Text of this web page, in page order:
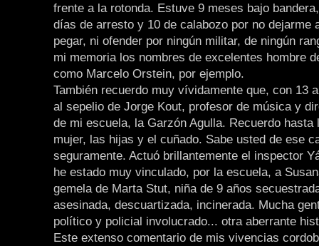
frente a la rotonda. Estuve 9 meses bajo
días de arresto y 10 de calabozo por no dejarme
pegar, ni ofender por ningún militar, de ningún
mi memoria los nombres de excelentes hombre
como Marcelo Orstein, por ejemplo.
También recuerdo muy vívidamente que, con 13
al sepelio de Jorge Kout, profesor de música y
de mi escuela, la Garzón Agulla. Recuerdo hasta
mujer, las hijas y el cuñado. Sabe usted de ese
seguramente. Actuó brillantemente el inspector
he estado muy vinculado, por la escuela, a
gemela de Marta Stut, niña de 9 años
asesinada, descuartizada, incinerada. Mucha
político y policial involucrado... otra aberrante
Este extenso comentario de mis vivencias